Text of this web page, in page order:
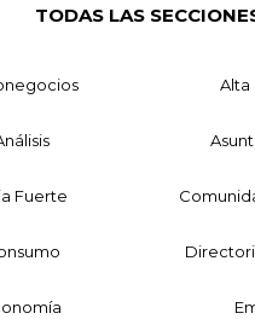
TODAS LAS
Alta
Fuerte